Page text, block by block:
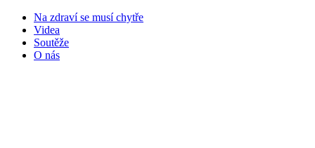
Na zdraví se musí chytře
Videa
Soutěže
O nás